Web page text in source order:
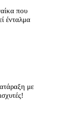
που
ένταλμα
με